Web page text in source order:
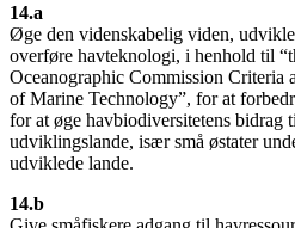
14.a
Øge den videnskabelig viden,
overføre havteknologi, i henhold til
Oceanographic Commission Criteria
of Marine Technology”, for at
for at øge havbiodiversitetens bidrag
udviklingslande, især små østater
udviklede lande.
14.b